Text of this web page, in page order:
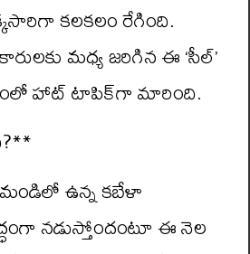
కలకలం రేగింది.
మధ్య జరిగిన ఈ ‘సీల్’
హాట్ టాపిక్‌గా మారింది.
ఉన్న కబేళా
నడుస్తోందంటూ ఈ నెల